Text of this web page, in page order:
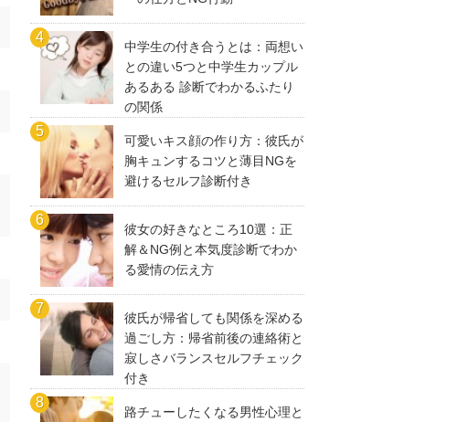
中学生の付き合うとは：両想い
との違い5つと中学生カップル
あるある 診断でわかるふたり
の関係
可愛いキス顔の作り方：彼氏が
胸キュンするコツと薄目NGを
避けるセルフ診断付き
彼女の好きなところ10選：正
解＆NG例と本気度診断でわか
る愛情の伝え方
彼氏が帰省しても関係を深める
過ごし方：帰省前後の連絡術と
寂しさバランスセルフチェック
付き
路チューしたくなる男性心理と